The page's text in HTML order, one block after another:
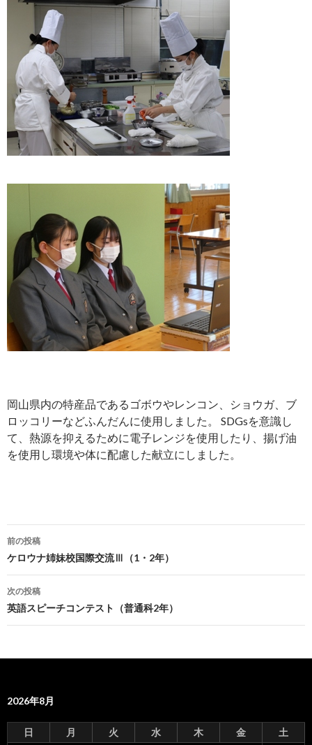
岡山県内の特産品であるゴボウやレンコン、ショウガ、ブ
ロッコリーなどふんだんに使用しました。 SDGsを意識し
て、熱源を抑えるために電子レンジを使用したり、揚げ油
を使用し環境や体に配慮した献立にしました。
投
稿
ナ
ゲ
シ
ョ
前の投稿
ケロウナ姉妹校国際交流Ⅲ（1・2年）
次の投稿
英語スピーチコンテスト（普通科2年）
2026年8月
日 月 火 水 木 金 土